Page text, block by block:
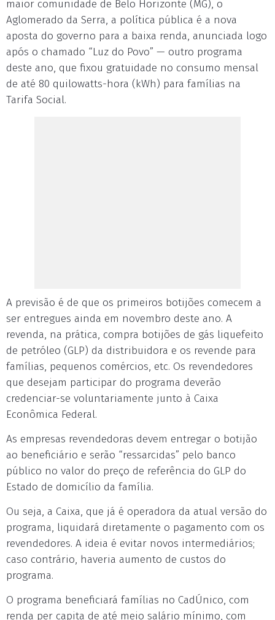
maior comunidade de Belo Horizonte (MG), o
Aglomerado da Serra, a política pública é a nova
aposta do governo para a baixa renda, anunciada logo
após o chamado “Luz do Povo” — outro programa
deste ano, que fixou gratuidade no consumo mensal
de até 80 quilowatts-hora (kWh) para famílias na
Tarifa Social.
A previsão é de que os primeiros botijões comecem a
ser entregues ainda em novembro deste ano. A
revenda, na prática, compra botijões de gás liquefeito
de petróleo (GLP) da distribuidora e os revende para
famílias, pequenos comércios, etc. Os revendedores
que desejam participar do programa deverão
credenciar-se voluntariamente junto à Caixa
Econômica Federal.
As empresas revendedoras devem entregar o botijão
ao beneficiário e serão “ressarcidas” pelo banco
público no valor do preço de referência do GLP do
Estado de domicílio da família.
Ou seja, a Caixa, que já é operadora da atual versão do
programa, liquidará diretamente o pagamento com os
revendedores. A ideia é evitar novos intermediários;
caso contrário, haveria aumento de custos do
programa.
O programa beneficiará famílias no CadÚnico, com
renda per capita de até meio salário mínimo, com